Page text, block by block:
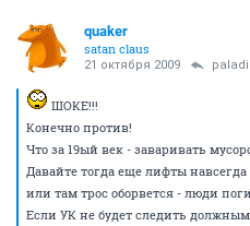
quaker
satan claus
21 октября 2009
ШОКЕ!!!
Конечно против!
Что за 19ый век - заваривать
Давайте тогда еще лифты
или там трос оборвется - люди
Если УК не будет следить